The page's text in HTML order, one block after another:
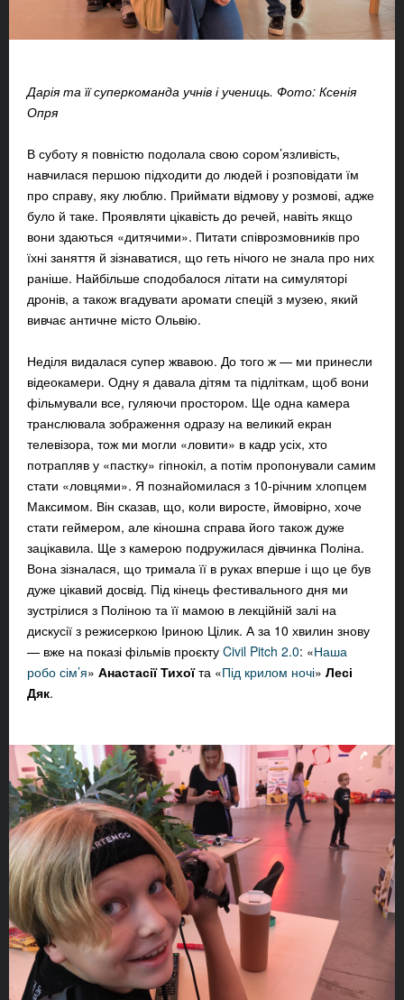
Дарія та її суперкоманда учнів і учениць. Фото: Ксенія
Опря
В суботу я повністю подолала свою сором’язливість,
навчилася першою підходити до людей і розповідати їм
про справу, яку люблю. Приймати відмову у розмові, адже
було й таке. Проявляти цікавість до речей, навіть якщо
вони здаються «дитячими». Питати співрозмовників про
їхні заняття й зізнаватися, що геть нічого не знала про них
раніше. Найбільше сподобалося літати на симуляторі
дронів, а також вгадувати аромати спецій з музею, який
вивчає античне місто Ольвію.
Неділя видалася супер жвавою. До того ж — ми принесли
відеокамери. Одну я давала дітям та підліткам, щоб вони
фільмували все, гуляючи простором. Ще одна камера
транслювала зображення одразу на великий екран
телевізора, тож ми могли «ловити» в кадр усіх, хто
потрапляв у «пастку» гіпнокіл, а потім пропонували самим
стати «ловцями». Я познайомилася з 10-річним хлопцем
Максимом. Він сказав, що, коли виросте, ймовірно, хоче
стати геймером, але кіношна справа його також дуже
зацікавила. Ще з камерою подружилася дівчинка Поліна.
Вона зізналася, що тримала її в руках вперше і що це був
дуже цікавий досвід. Під кінець фестивального дня ми
зустрілися з Поліною та її мамою в лекційній залі на
дискусії з режисеркою Іриною Цілик. А за 10 хвилин знову
— вже на показі фільмів проєкту Civil Pitch 2.0: «Наша
робо сім’я» Анастасії Тихоїта «Під крилом ночі» Лесі
Дяк.